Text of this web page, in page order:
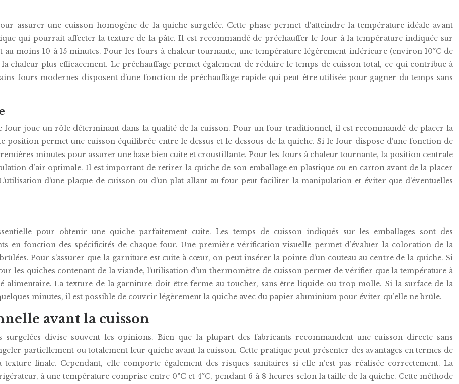
assurer une cuisson homogène de la quiche surgelée. Cette phase permet d’atteindre la température idéale avant
qui pourrait affecter la texture de la pâte. Il est recommandé de préchauffer le four à la température indiquée sur
au moins 10 à 15 minutes. Pour les fours à chaleur tournante, une température légèrement inférieure (environ 10°C de
chaleur plus efficacement. Le préchauffage permet également de réduire le temps de cuisson total, ce qui contribue à
fours modernes disposent d’une fonction de préchauffage rapide qui peut être utilisée pour gagner du temps sans
four joue un rôle déterminant dans la qualité de la cuisson. Pour un four traditionnel, il est recommandé de placer la
permet une cuisson équilibrée entre le dessus et le dessous de la quiche. Si le four dispose d’une fonction de
minutes pour assurer une base bien cuite et croustillante. Pour les fours à chaleur tournante, la position centrale
d’air optimale. Il est important de retirer la quiche de son emballage en plastique ou en carton avant de la placer
d’une plaque de cuisson ou d’un plat allant au four peut faciliter la manipulation et éviter que d’éventuelles
pour obtenir une quiche parfaitement cuite. Les temps de cuisson indiqués sur les emballages sont des
en fonction des spécificités de chaque four. Une première vérification visuelle permet d’évaluer la coloration de la
Pour s’assurer que la garniture est cuite à cœur, on peut insérer la pointe d’un couteau au centre de la quiche. Si
les quiches contenant de la viande, l’utilisation d’un thermomètre de cuisson permet de vérifier que la température à
alimentaire. La texture de la garniture doit être ferme au toucher, sans être liquide ou trop molle. Si la surface de la
minutes, il est possible de couvrir légèrement la quiche avec du papier aluminium pour éviter qu’elle ne brûle.
avant la cuisson
divise souvent les opinions. Bien que la plupart des fabricants recommandent une cuisson directe sans
partiellement ou totalement leur quiche avant la cuisson. Cette pratique peut présenter des avantages en termes de
finale. Cependant, elle comporte également des risques sanitaires si elle n’est pas réalisée correctement. La
à une température comprise entre 0°C et 4°C, pendant 6 à 8 heures selon la taille de la quiche. Cette méthode